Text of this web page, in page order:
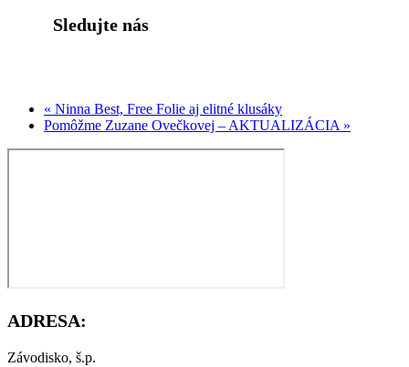
Sledujte nás
« Ninna Best, Free Folie aj elitné klusáky
Pomôžme Zuzane Ovečkovej – AKTUALIZÁCIA »
ADRESA:
Závodisko, š.p.